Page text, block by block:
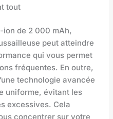
tout
de 2 000 mAh,
peut atteindre
qui vous permet
fréquentes. En outre,
technologie avancée
uniforme, évitant les
excessives. Cela
concentrer sur votre